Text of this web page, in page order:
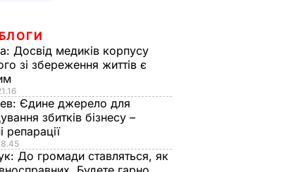
Досвід медиків корпусу
зі збереження життів є
Єдине джерело для
збитків бізнесу –
репарації
До громади ставляться, як